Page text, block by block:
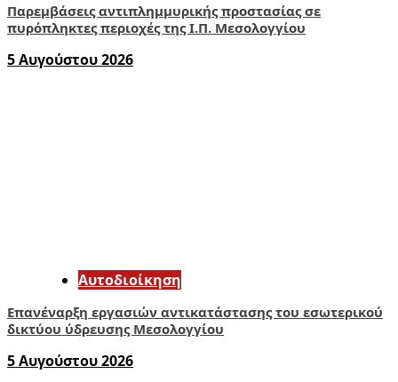
Παρεμβάσεις αντιπλημμυρικής προστασίας σε
πυρόπληκτες περιοχές της Ι.Π. Μεσολογγίου
5 Αυγούστου 2026
Αυτοδιοίκηση
Επανέναρξη εργασιών αντικατάστασης του εσωτερικού
δικτύου ύδρευσης Μεσολογγίου
5 Αυγούστου 2026